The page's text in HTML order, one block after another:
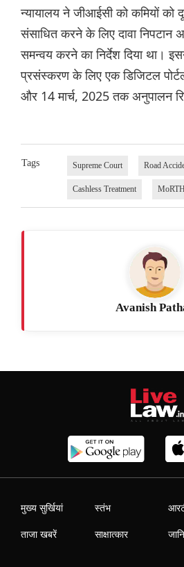
न्यायालय ने जीआईसी को कमियों को
संसाधित करने के लिए दावा निपटान
समन्वय करने का निर्देश दिया था।
प्रसंस्करण के लिए एक डिजिटल
और 14 मार्च, 2025 तक अनुपालन
Tags Supreme Court Road
Cashless Treatment MoRTH
Avanish
मुख्य सुर्खियां
ताजा खबरें
स्तंभ
साक्षात्कार